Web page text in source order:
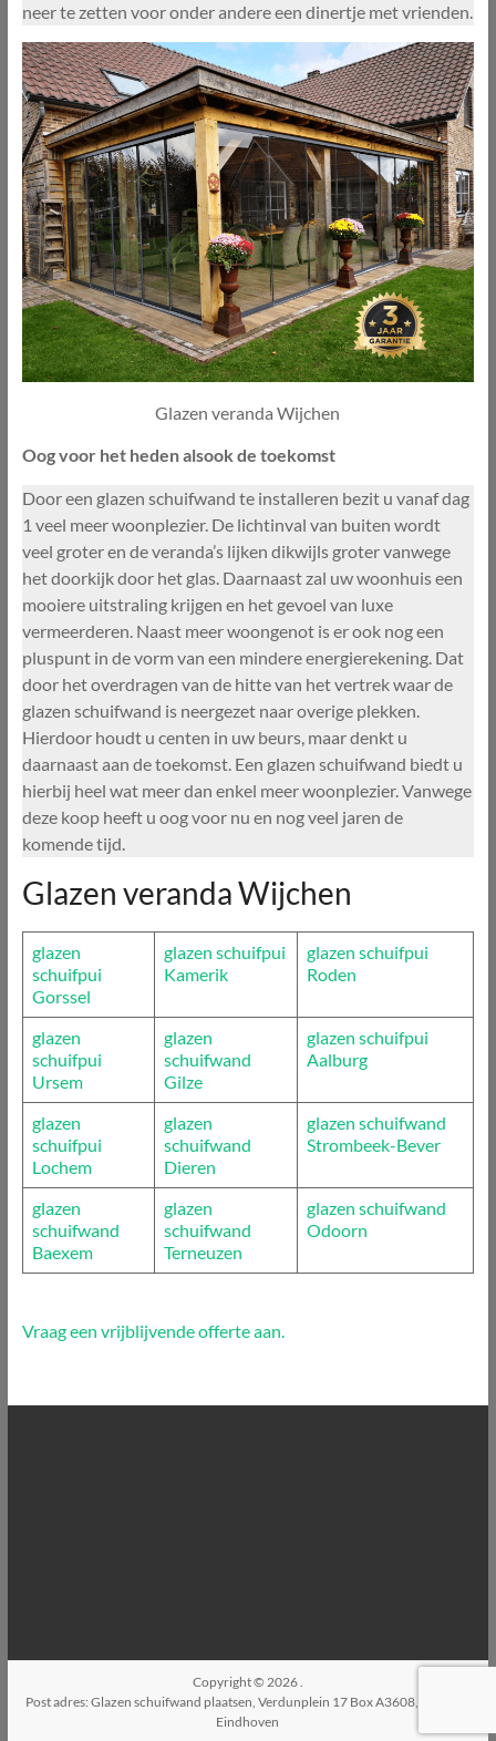
neer te zetten voor onder andere een dinertje met vrienden.
Glazen veranda Wijchen
Oog voor het heden alsook de toekomst
Door een glazen schuifwand te installeren bezit u vanaf dag
1 veel meer woonplezier. De lichtinval van buiten wordt
veel groter en de veranda’s lijken dikwijls groter vanwege
het doorkijk door het glas. Daarnaast zal uw woonhuis een
mooiere uitstraling krijgen en het gevoel van luxe
vermeerderen. Naast meer woongenot is er ook nog een
pluspunt in de vorm van een mindere energierekening. Dat
door het overdragen van de hitte van het vertrek waar de
glazen schuifwand is neergezet naar overige plekken.
Hierdoor houdt u centen in uw beurs, maar denkt u
daarnaast aan de toekomst. Een glazen schuifwand biedt u
hierbij heel wat meer dan enkel meer woonplezier. Vanwege
deze koop heeft u oog voor nu en nog veel jaren de
komende tijd.
Glazen veranda Wijchen
glazen
schuifpui
Gorssel
glazen schuifpui
Kamerik
glazen schuifpui
Roden
glazen
schuifpui
Ursem
glazen
schuifwand
Gilze
glazen schuifpui
Aalburg
glazen
schuifpui
Lochem
glazen
schuifwand
Dieren
glazen schuifwand
Strombeek-Bever
glazen
schuifwand
Baexem
glazen
schuifwand
Terneuzen
glazen schuifwand
Odoorn
Vraag een vrijblijvende offerte aan.
Copyright © 2026
Post adres: Glazen schuifwand plaatsen, Verdunplein 17 Box A3608, 5627SZ,
Eindhoven